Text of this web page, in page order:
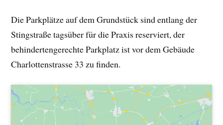
Die Parkplätze auf dem Grundstück sind entlang der
Stingstraße tagsüber für die Praxis reserviert, der
behindertengerechte Parkplatz ist vor dem Gebäude
Charlottenstrasse 33 zu finden.